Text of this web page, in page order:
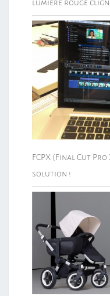
lumière rouge
FCPX (Final Cut
solution !